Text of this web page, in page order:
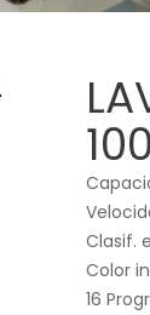
Clasif.
Color
16